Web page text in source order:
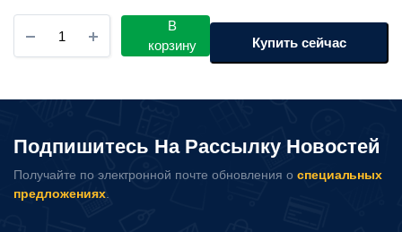
000 сум.
000 сум.
обогреватель
вертикальный
(LSNFJ04ZM)
количество
В
корзину
Купить сейчас
Подпишитесь На Рассылку Новостей
Получайте по электронной почте обновления о специальных
предложениях.